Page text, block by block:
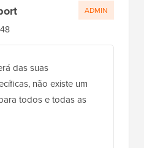
das suas
não existe um
todos e todas as
ADMIN